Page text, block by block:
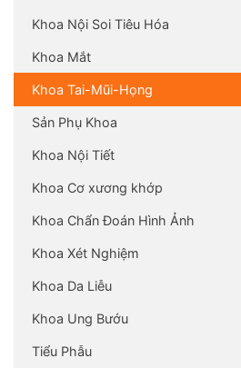
Khoa Nội Soi Tiêu Hóa
Khoa Mắt
Khoa Tai-Mũi-Họng
Sản Phụ Khoa
Khoa Nội Tiết
Khoa Cơ xương khớp
Khoa Chẩn Đoán Hình Ảnh
Khoa Xét Nghiệm
Khoa Da Liễu
Khoa Ung Bướu
Tiểu Phẫu